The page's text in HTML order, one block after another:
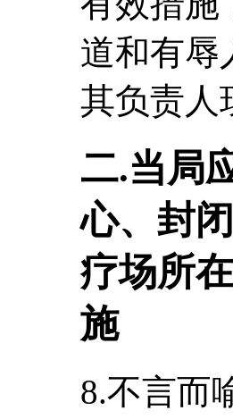
道和有辱
其负责人
二.当局
心、封
疗场所
施
8.不言而